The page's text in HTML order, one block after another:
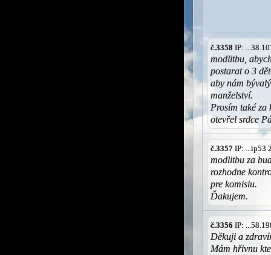
č.3358 IP:
modlitbu,
postarat o 3
aby nám
manželství.
Prosím také za
otevřel srdce
č.3357 IP: ...ip53
modlitbu za
rozhodne
pre komisiu.
Ďakujem.
č.3356 IP:
Děkuji a
Mám hřivnu